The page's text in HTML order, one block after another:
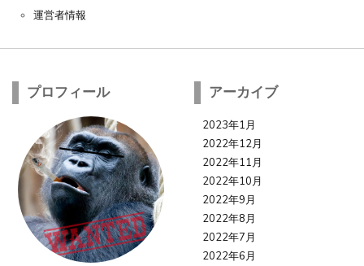
運営者情報
プロフィール アーカイブ
2023年1月
2022年12月
2022年11月
2022年10月
2022年9月
2022年8月
2022年7月
2022年6月